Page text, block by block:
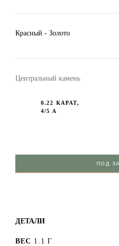
Красный - Золото
Центральный камень
0.22 КАРАТ,
4/5 А
ПОД
ДЕТАЛИ
ВЕС 1.1 Г